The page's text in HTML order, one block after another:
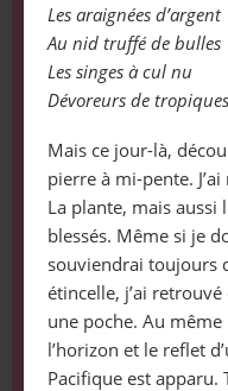
Les araignées d’argent
Au nid truffé de bulles
Les singes à cul nu
Dévoreurs de tropiques
Mais ce jour-là,
pierre à mi-pente.
La plante, mais aussi
blessés. Même si je
souviendrai toujours
étincelle, j’ai
une poche. Au
l’horizon et le reflet
Pacifique est apparu.